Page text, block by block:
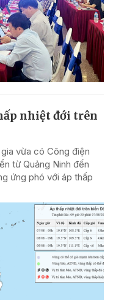
nhiệt đới trên
vừa có Công điện
từ Quảng Ninh đến
ứng phó với áp thấp